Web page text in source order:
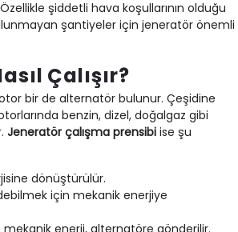
şiddetli hava koşullarının olduğu
şantiyeler için jeneratör önemli
Çalışır?
bir de alternatör bulunur. Çeşidine
benzin, dizel, doğalgaz gibi
Jeneratör çalışma prensibi ise şu
dönüştürülür.
için mekanik enerjiye
enerji, alternatöre gönderilir.